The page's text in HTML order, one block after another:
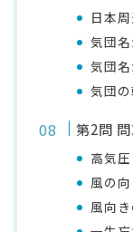
日本
気団
気団
気団
第2問
高気
風の
風向